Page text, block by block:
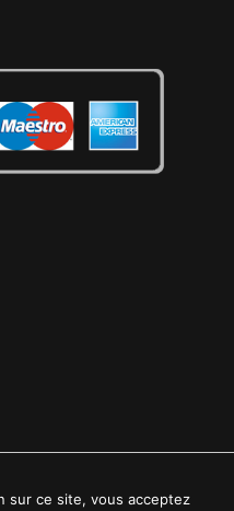
droits réservés
sur ce site, vous acceptez